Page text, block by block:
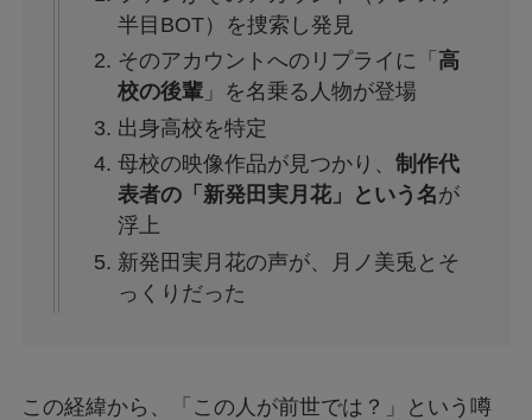
半目BOT）を捜索し発見
そのアカウントへのリプライに「 高
校の後輩」を名乗る人物が登場
出身高校を特定
母校の映像作品が見つかり、 制作代
表者の「新発田実月花」という名が
浮上
新発田実月花の声が、月ノ美兎とそ
っくりだった
この経緯から、「この人が前世では？」という噂